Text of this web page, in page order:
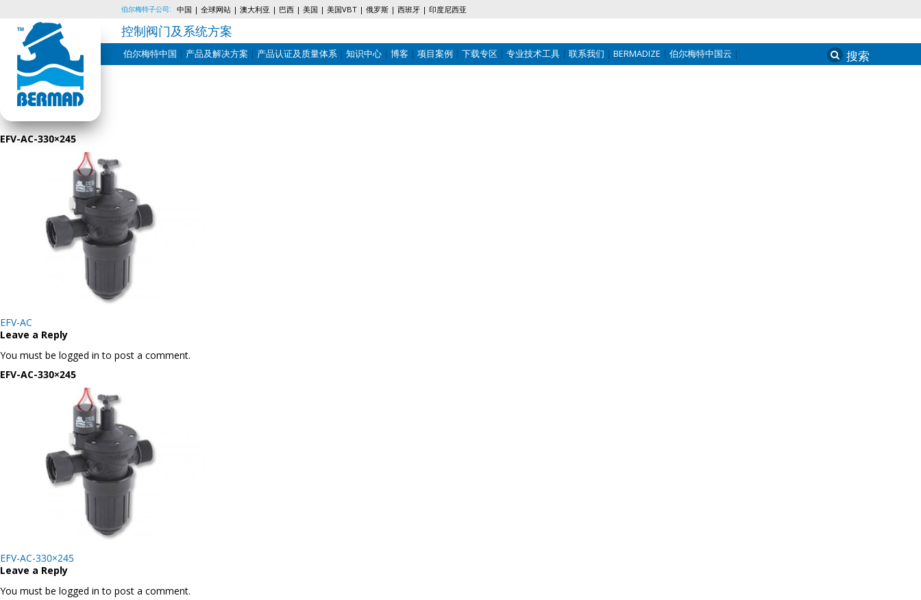
Skip
content
伯尔梅特子公司: 中国 全球网站 澳大利亚 巴西 美国 美国VBT 俄罗斯 西班牙 印度尼西亚
控制阀门及系统方案
伯尔梅特中国 产品及解决方案 产品认证及质量体系 知识中心 博客 项目案例 下载专区 专业技术工具 联系我们 BERMADIZE 伯尔梅特中国云 Search
for:
EFV-AC-330×245
Post
navigation
EFV-AC
Leave a Reply
You must be logged in to post a comment.
EFV-AC-330×245
Post
navigation
EFV-AC-330×245
Leave a Reply
You must be logged in to post a comment.